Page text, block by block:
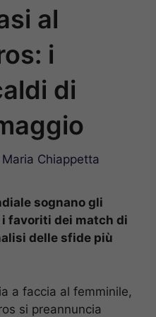
al
i
di
Chiappetta
sognano gli
favoriti dei match di
delle sfide più
a faccia al femminile,
si preannuncia